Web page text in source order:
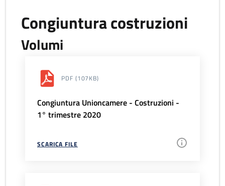
Congiuntura costruzioni
Volumi
PDF (107KB)
Congiuntura Unioncamere - Costruzioni -
1° trimestre 2020
SCARICA FILE